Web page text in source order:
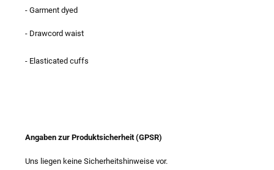
- Garment dyed
- Drawcord waist
- Elasticated cuffs
Angaben zur Produktsicherheit (GPSR)
Uns liegen keine Sicherheitshinweise vor.